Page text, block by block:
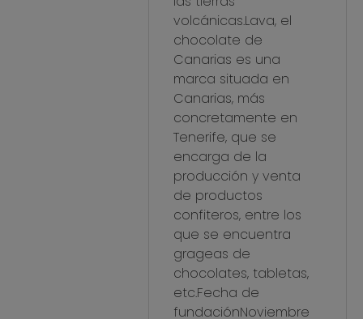
volcánicas.Lava, el
chocolate de
Canarias es una
marca situada en
Canarias, más
concretamente en
Tenerife, que se
encarga de la
producción y venta
de productos
confiteros, entre los
que se encuentra
grageas de
chocolates, tabletas,
etc.Fecha de
fundaciónNoviembre